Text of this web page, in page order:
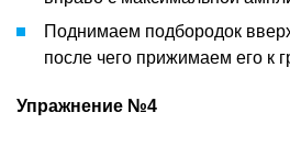
Поднимаем подбородок
после чего прижимаем его к
Упражнение №4